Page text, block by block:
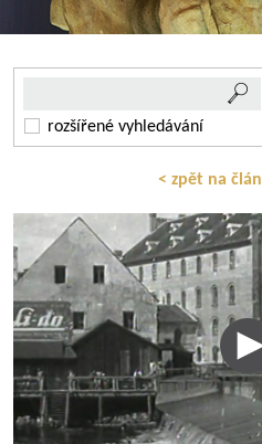
rozšířené vyhledávání
< zpět na